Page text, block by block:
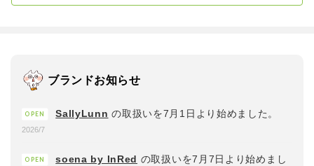
ブランドお知らせ
OPEN SallyLunn の取扱いを7月1日より始めました。
2026/7
OPEN soena by InRed の取扱いを7月7日より始めまし